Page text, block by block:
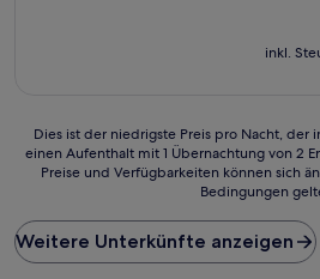
inkl.
Dies
ist
Preis
pro
Nacht,
Dies ist der niedrigste Preis pro Nacht, der
einen Aufenthalt mit 1 Übernachtung von 2
Preise und Verfügbarkeiten können sich
Bedingungen
Weitere Unterkünfte anzeigen